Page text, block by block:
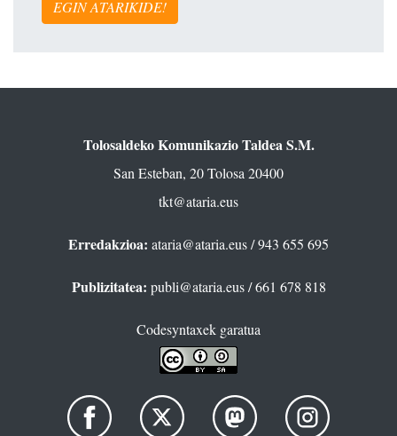
EGIN ATARIKIDE!
Tolosaldeko Komunikazio Taldea S.M.
San Esteban, 20 Tolosa 20400
tkt@ataria.eus
Erredakzioa: ataria@ataria.eus/ 943 655 695
Publizitatea: publi@ataria.eus/ 661 678 818
Codesyntaxek garatua